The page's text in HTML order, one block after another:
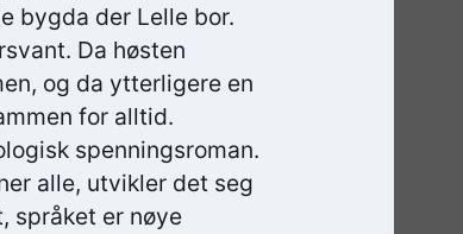
bygda der Lelle bor.
Da høsten
og da ytterligere en
for alltid.
spenningsroman.
alle, utvikler det seg
språket er nøye